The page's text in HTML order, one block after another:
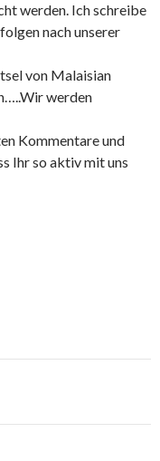
werden. Ich schreibe
nach unserer
von Malaisian
werden
Kommentare und
Ihr so aktiv mit uns